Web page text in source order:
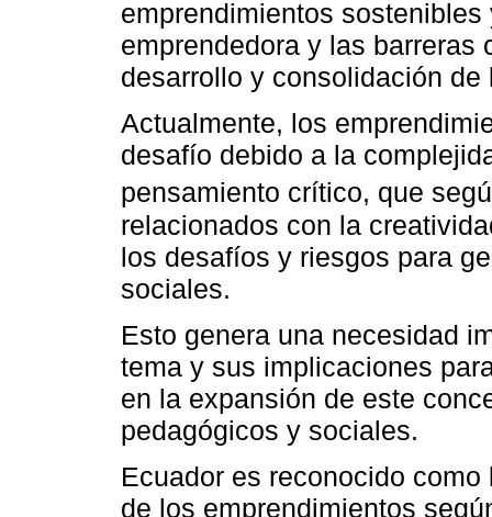
emprendimientos
emprendedora y las
desarrollo y consolidación
Actualmente, los
desafío debido a la
pensamiento crítico, que
relacionados con la
los desafíos y riesgos para
sociales.
Esto genera una necesidad
tema y sus implicaciones
en la expansión de este
pedagógicos y sociales.
Ecuador es reconocido
de los emprendimientos